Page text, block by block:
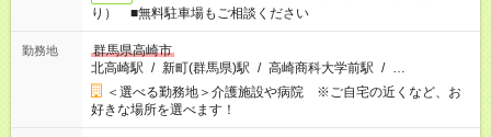
り） ■無料駐車場もご相談ください
勤務地
群馬県高崎市
北高崎駅 / 新町(群馬県)駅 / 高崎商科大学前駅 / …
＜選べる勤務地＞介護施設や病院 ※ご自宅の近くなど、お
好きな場所を選べます！